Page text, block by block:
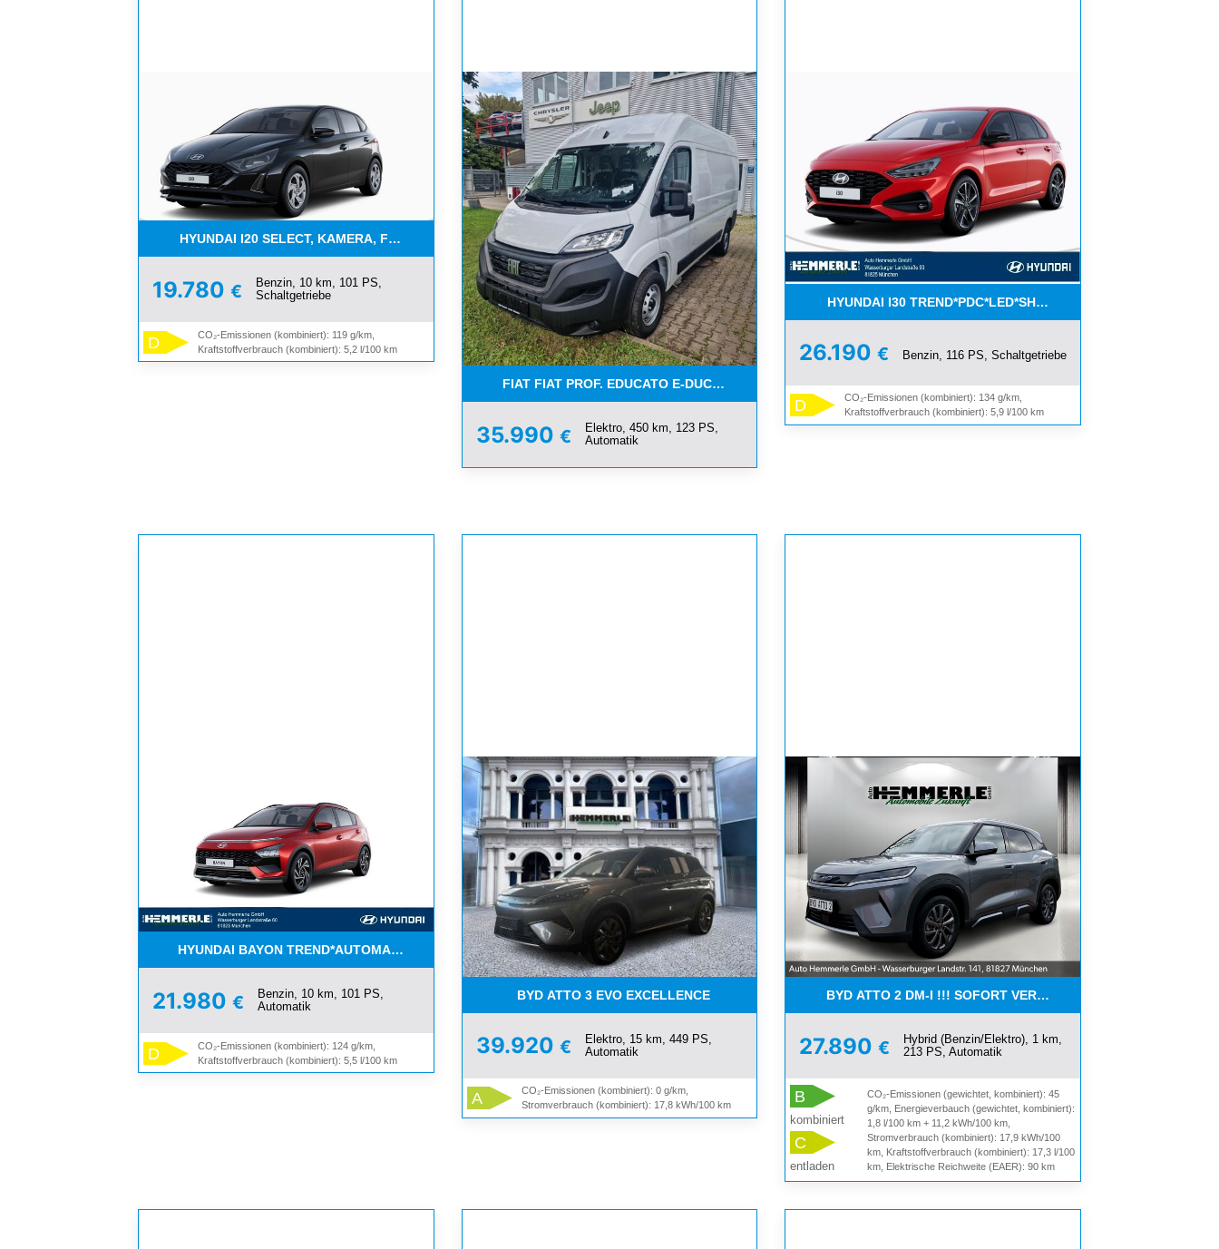
HYUNDAI I20 SELECT, KAMERA, FUNKT.PAKET, NAVI
19.780 €
Benzin, 10 km, 101 PS,
Schaltgetriebe
D
CO₂-Emissionen (kombiniert): 119 g/km,
Kraftstoffverbrauch (kombiniert): 5,2 l/100 km
FIAT FIAT PROF. EDUCATO E-DUCATO L2H2 VERBLECHT
35.990 €
Elektro, 450 km, 123 PS,
Automatik
HYUNDAI I30 TREND*PDC*LED*SHZ*NAVI*HAMMERPREIS!
26.190€ Benzin, 116 PS, Schaltgetriebe
D
CO₂-Emissionen (kombiniert): 134 g/km,
Kraftstoffverbrauch (kombiniert): 5,9 l/100 km
HYUNDAI BAYON TREND*AUTOMATIK*SZ.HZ.*100 PS*AKTION
21.980 €
Benzin, 10 km, 101 PS,
Automatik
D
CO₂-Emissionen (kombiniert): 124 g/km,
Kraftstoffverbrauch (kombiniert): 5,5 l/100 km
BYD ATTO 3 EVO EXCELLENCE
39.920 €
Elektro, 15 km, 449 PS,
Automatik
A
CO₂-Emissionen (kombiniert): 0 g/km,
Stromverbrauch (kombiniert): 17,8 kWh/100 km
BYD ATTO 2 DM-I !!! SOFORT VERFÜGBAR !!! LIMITIERT
27.890€
Hybrid (Benzin/Elektro), 1 km,
213 PS, Automatik
B
kombiniert
C
entladen
CO₂-Emissionen (gewichtet, kombiniert): 45
g/km, Energieverbauch (gewichtet, kombiniert):
1,8 l/100 km + 11,2 kWh/100 km,
Stromverbrauch (kombiniert): 17,9 kWh/100
km, Kraftstoffverbrauch (kombiniert): 17,3 l/100
km, Elektrische Reichweite (EAER): 90 km